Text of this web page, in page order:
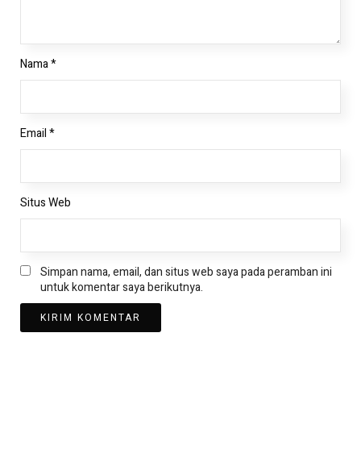
Nama*
Email*
Situs Web
Simpan nama, email, dan situs web saya pada peramban ini
untuk komentar saya berikutnya.